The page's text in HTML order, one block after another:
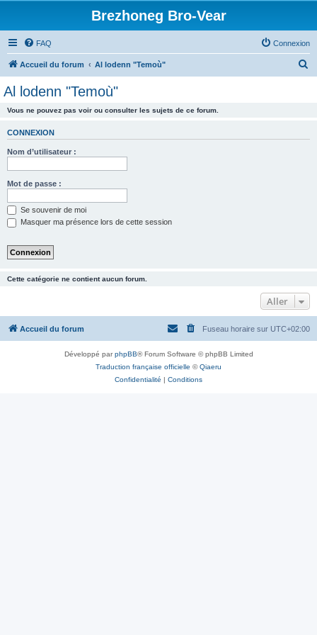
Brezhoneg Bro-Vear
FAQ Connexion
Accueil du forum Al lodenn "Temoù"
Al lodenn "Temoù"
Vous ne pouvez pas voir ou consulter les sujets de ce forum.
CONNEXION
Nom d’utilisateur :
Mot de passe :
Se souvenir de moi
Masquer ma présence lors de cette session
Cette catégorie ne contient aucun forum.
Aller
Accueil du forum Fuseau horaire sur UTC+02:00
Développé parphpBB® Forum Software © phpBB Limited
Traduction française officielle ©Qiaeru
Confidentialité | Conditions